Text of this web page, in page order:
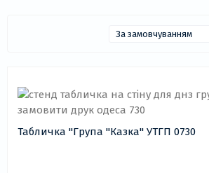
Табличка "Група "Казка" УТГП 0730